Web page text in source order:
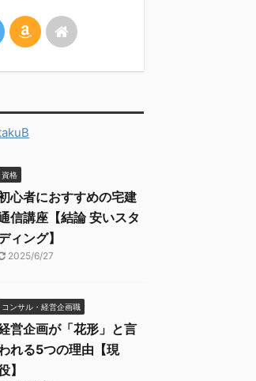
資格
心者におすすめの宅建
信講座【結論 安いスタ
ィング】
2025/6/27
コンサル・経営企画職
営企画が「花形」と言
れる5つの理由【現
】